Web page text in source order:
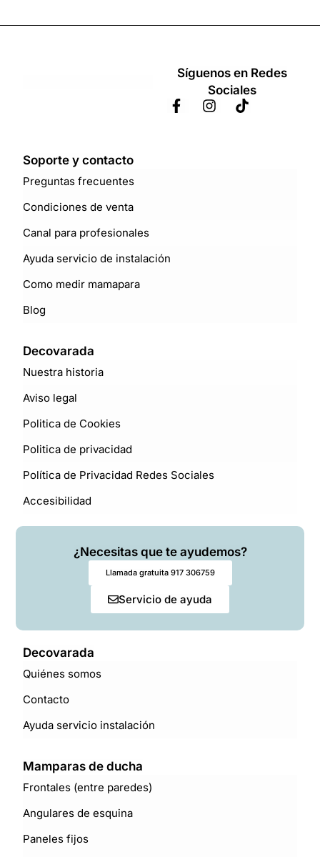
Síguenos en Redes
Sociales
Soporte y contacto
Preguntas frecuentes
Condiciones de venta
Canal para profesionales
Ayuda servicio de instalación
Como medir mamapara
Blog
Decovarada
Nuestra historia
Aviso legal
Politica de Cookies
Politica de privacidad
Política de Privacidad Redes Sociales
Accesibilidad
¿Necesitas que te ayudemos?
Llamada gratuita 917 306759
Servicio de ayuda
Decovarada
Quiénes somos
Contacto
Ayuda servicio instalación
Mamparas de ducha
Frontales (entre paredes)
Angulares de esquina
Paneles fijos